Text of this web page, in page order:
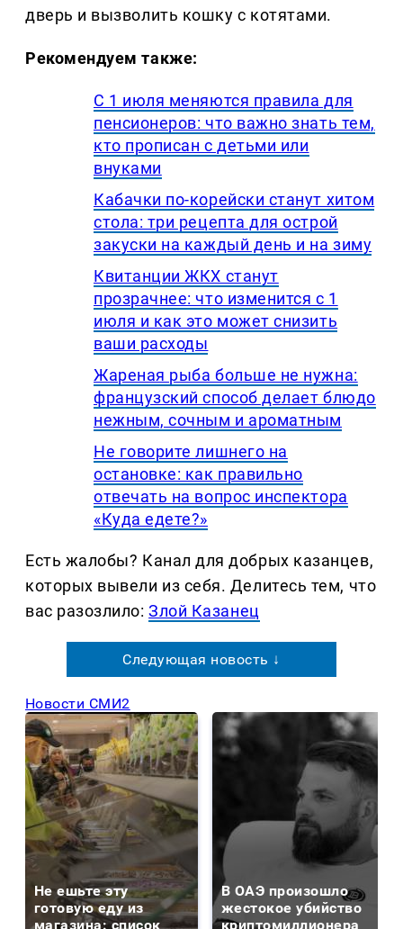
дверь и вызволить кошку с котятами.
Рекомендуем также:
С 1 июля меняются правила для
пенсионеров: что важно знать тем,
кто прописан с детьми или
внуками
Кабачки по-корейски станут хитом
стола: три рецепта для острой
закуски на каждый день и на зиму
Квитанции ЖКХ станут
прозрачнее: что изменится с 1
июля и как это может снизить
ваши расходы
Жареная рыба больше не нужна:
французский способ делает блюдо
нежным, сочным и ароматным
Не говорите лишнего на
остановке: как правильно
отвечать на вопрос инспектора
«Куда едете?»
Есть жалобы? Канал для добрых казанцев,
которых вывели из себя. Делитеcь тем, что
вас разозлило:Злой Казанец
Следующая новость ↓
Новости СМИ2
Не ешьте эту
готовую еду из
магазина: список
В ОАЭ произошло
жестокое убийство
криптомиллионера